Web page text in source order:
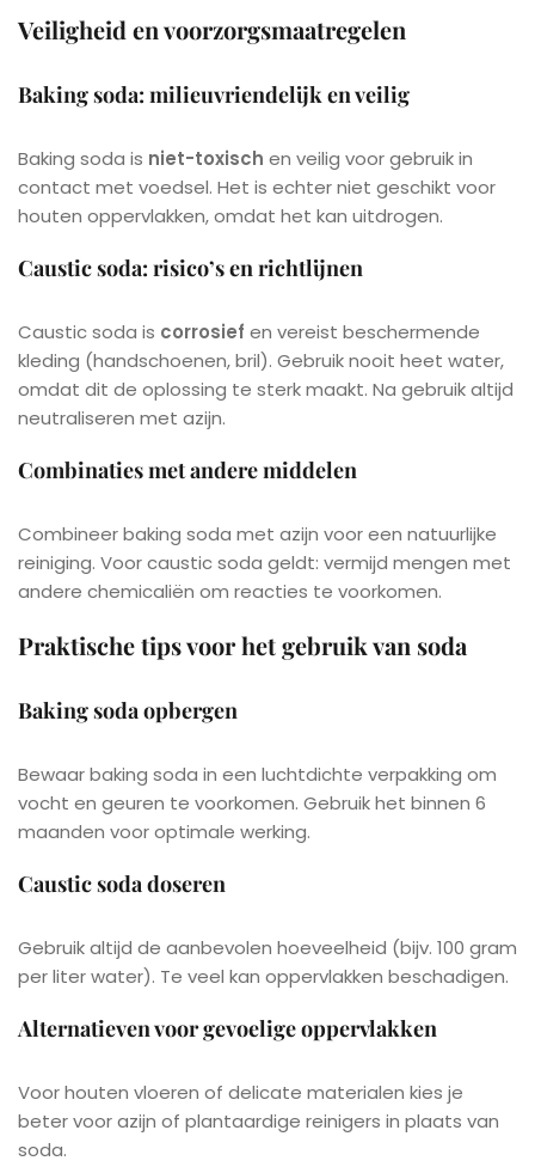
Veiligheid en voorzorgsmaatregelen
Baking soda: milieuvriendelijk en veilig
Baking soda is niet-toxisch en veilig voor gebruik in
contact met voedsel. Het is echter niet geschikt voor
houten oppervlakken, omdat het kan uitdrogen.
Caustic soda: risico’s en richtlijnen
Caustic soda is corrosief en vereist beschermende
kleding (handschoenen, bril). Gebruik nooit heet water,
omdat dit de oplossing te sterk maakt. Na gebruik altijd
neutraliseren met azijn.
Combinaties met andere middelen
Combineer baking soda met azijn voor een natuurlijke
reiniging. Voor caustic soda geldt: vermijd mengen met
andere chemicaliën om reacties te voorkomen.
Praktische tips voor het gebruik van soda
Baking soda opbergen
Bewaar baking soda in een luchtdichte verpakking om
vocht en geuren te voorkomen. Gebruik het binnen 6
maanden voor optimale werking.
Caustic soda doseren
Gebruik altijd de aanbevolen hoeveelheid (bijv. 100 gram
per liter water). Te veel kan oppervlakken beschadigen.
Alternatieven voor gevoelige oppervlakken
Voor houten vloeren of delicate materialen kies je
beter voor azijn of plantaardige reinigers in plaats van
soda.